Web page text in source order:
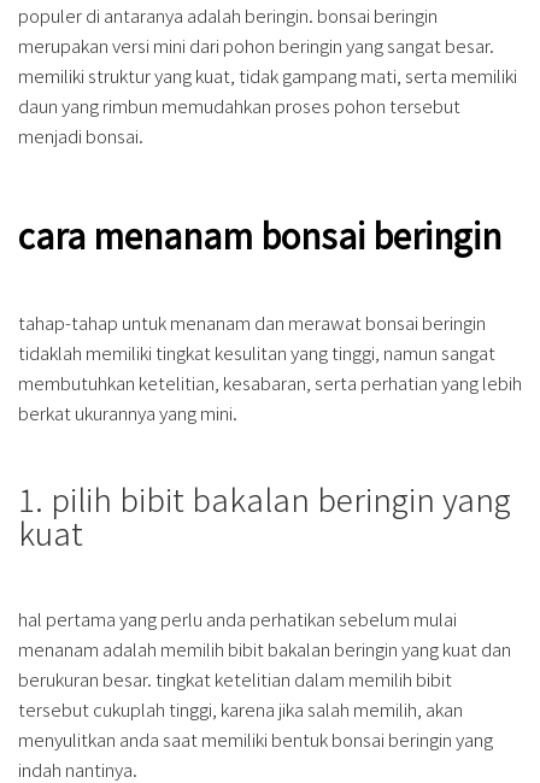
populer di antaranya adalah beringin. bonsai beringin
merupakan versi mini dari pohon beringin yang sangat besar.
memiliki struktur yang kuat, tidak gampang mati, serta memiliki
daun yang rimbun memudahkan proses pohon tersebut
menjadi bonsai.
cara menanam bonsai beringin
tahap-tahap untuk menanam dan merawat bonsai beringin
tidaklah memiliki tingkat kesulitan yang tinggi, namun sangat
membutuhkan ketelitian, kesabaran, serta perhatian yang lebih
berkat ukurannya yang mini.
1. pilih bibit bakalan beringin yang
kuat
hal pertama yang perlu anda perhatikan sebelum mulai
menanam adalah memilih bibit bakalan beringin yang kuat dan
berukuran besar. tingkat ketelitian dalam memilih bibit
tersebut cukuplah tinggi, karena jika salah memilih, akan
menyulitkan anda saat memiliki bentuk bonsai beringin yang
indah nantinya.